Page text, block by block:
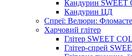
Кандурин SWEET
Кандурин ЦД
Спреї: Велюри:
Харчовий глітер
Глітер SWEET
Глітер-спрей